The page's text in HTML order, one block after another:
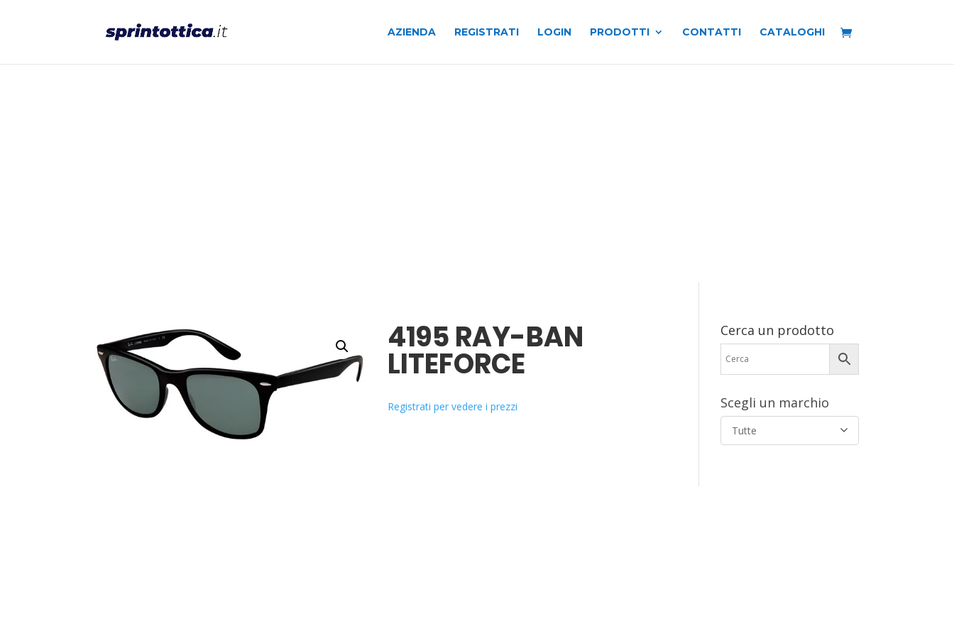
AZIENDA REGISTRATI LOGIN PRODOTTI CONTATTI CATALOGHI
4195 RAY-BAN
LITEFORCE
Registrati per vedere i prezzi
Cerca un prodotto
Scegli un marchio
Tutte